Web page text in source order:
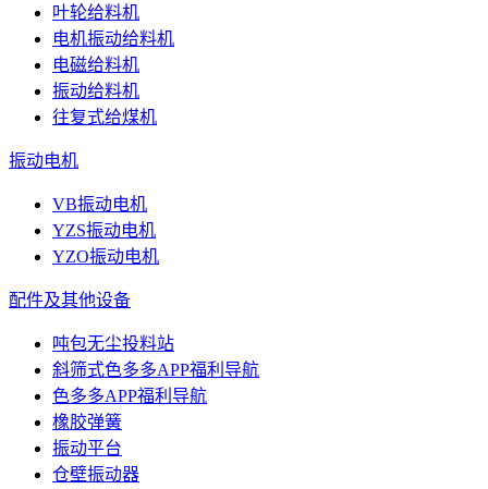
叶轮给料机
电机振动给料机
电磁给料机
振动给料机
往复式给煤机
振动电机
VB振动电机
YZS振动电机
YZO振动电机
配件及其他设备
吨包无尘投料站
斜筛式色多多APP福利导航
色多多APP福利导航
橡胶弹簧
振动平台
仓壁振动器